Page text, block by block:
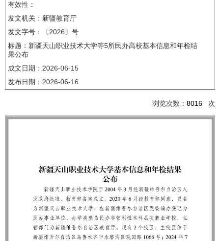
有效性：
发文机关：新疆教育厅
发文字号：〔2026〕号
标题：新疆天山职业技术大学等5所民办高校基本信息和年检结
果公布
成文日期： 2026-06-15
发布日期： 2026-06-16
浏览次数： 8016 次